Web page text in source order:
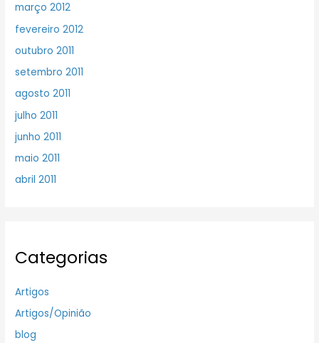
março 2012
fevereiro 2012
outubro 2011
setembro 2011
agosto 2011
julho 2011
junho 2011
maio 2011
abril 2011
Categorias
Artigos
Artigos/Opinião
blog